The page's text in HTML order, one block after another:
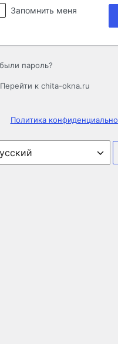
Запомнить меня
пароль?
к chita-okna.ru
Политика